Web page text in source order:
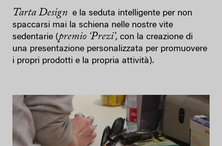
Tarta Design e la seduta intelligente per non
spaccarsi mai la schiena nelle nostre vite
sedentarie (premio ‘Prezi’, con la creazione di
una presentazione personalizzata per promuovere
i propri prodotti e la propria attività).